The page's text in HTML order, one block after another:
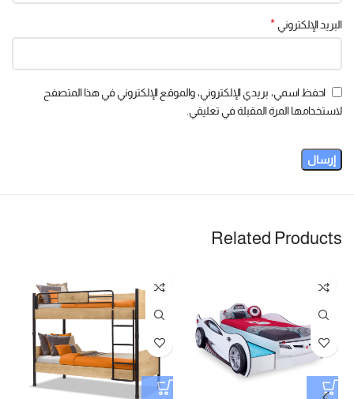
البريد الإلكتروني *
احفظ اسمي، بريدي الإلكتروني، والموقع الإلكتروني في هذا المتصفح
لاستخدامها المرة المقبلة في تعليقي.
Related Products